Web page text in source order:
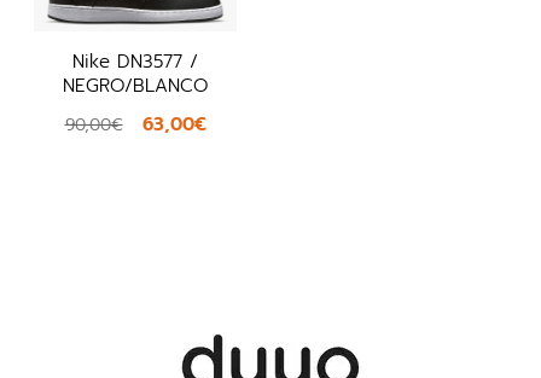
Nike DN3577 /
NEGRO/BLANCO
90,00€ 63,00€